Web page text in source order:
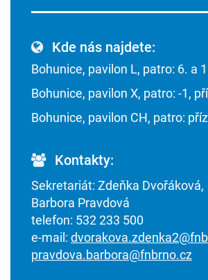
Kde nás najdete:
Bohunice, pavilon L, patro: 6. a
Bohunice, pavilon X, patro: -1,
Bohunice, pavilon CH, patro:
Kontakty:
Sekretariát: Zdeňka Dvořáková,
Barbora Pravdová
telefon: 532 233 500
e-mail:
pravdova.barbora@fnbrno.cz